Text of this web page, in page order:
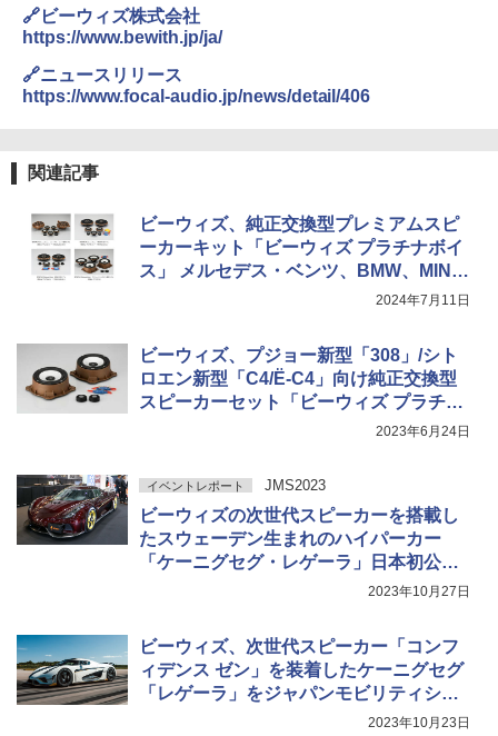
🔗ビーウィズ株式会社
https://www.bewith.jp/ja/
🔗ニュースリリース
https://www.focal-audio.jp/news/detail/406
関連記事
ビーウィズ、純正交換型プレミアムスピ
ーカーキット「ビーウィズ プラチナボイ
ス」 メルセデス・ベンツ、BMW、MIN
I、プジョー/シトロエン専用の新シリーズ
2024年7月11日
ビーウィズ、プジョー新型「308」/シト
ロエン新型「C4/Ë-C4」向け純正交換型
スピーカーセット「ビーウィズ プラチナ
2023年6月24日
イベントレポート JMS2023
ビーウィズの次世代スピーカーを搭載し
たスウェーデン生まれのハイパーカー
「ケーニグセグ・レゲーラ」日本初公開
2023年10月27日
ビーウィズ、次世代スピーカー「コンフ
ィデンス ゼン」を装着したケーニグセグ
「レゲーラ」をジャパンモビリティショ
2023年10月23日